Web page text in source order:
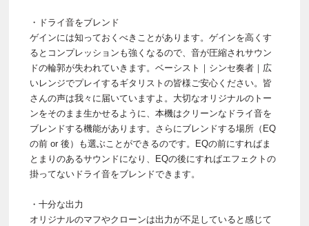
・ドライ音をブレンド
ゲインには知っておくべきことがあります。ゲインを高くす
るとコンプレッションも強くなるので、音が圧縮されサウン
ドの輪郭が失われていきます。ベーシスト｜シンセ奏者｜広
いレンジでプレイするギタリストの皆様ご安心ください。皆
さんの声は我々に届いていますよ。大切なオリジナルのトー
ンをそのまま生かせるように、本機はクリーンなドライ音を
ブレンドする機能があります。さらにブレンドする場所（EQ
の前 or 後）も選ぶことができるのです。EQの前にすればま
とまりのあるサウンドになり、EQの後にすればエフェクトの
掛ってないドライ音をブレンドできます。
・十分な出力
オリジナルのマフやクローンは出力が不足していると感じて